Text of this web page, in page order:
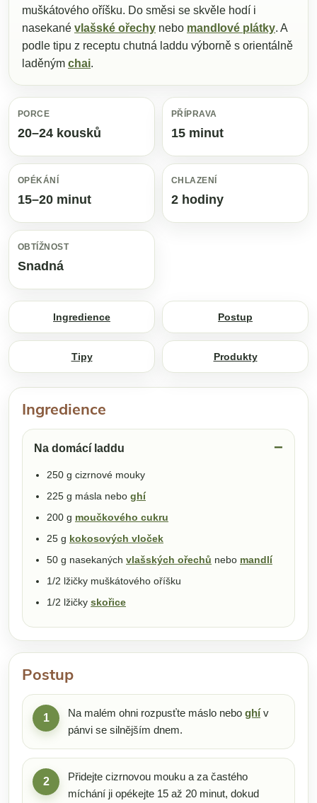
muškátového oříšku. Do směsi se skvěle hodí i
nasekané vlašské ořechy nebo mandlové plátky. A
podle tipu z receptu chutná laddu výborně s orientálně
laděným chai.
PORCE
20–24 kousků
PŘÍPRAVA
15 minut
OPÉKÁNÍ
15–20 minut
CHLAZENÍ
2 hodiny
OBTÍŽNOST
Snadná
Ingredience Postup
Tipy Produkty
Ingredience
Na domácí laddu
250 g cizrnové mouky
225 g másla nebo ghí
200 g moučkového cukru
25 g kokosových vloček
50 g nasekaných vlašských ořechů nebo mandlí
1/2 lžičky muškátového oříšku
1/2 lžičky skořice
Postup
1 Na malém ohni rozpusťte máslo nebo ghív
pánvi se silnějším dnem.
2
Přidejte cizrnovou mouku a za častého
míchání ji opékejte 15 až 20 minut, dokud